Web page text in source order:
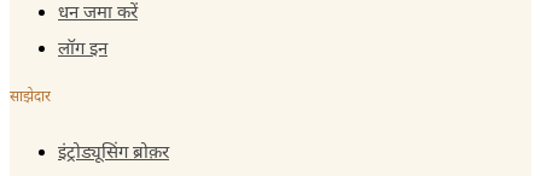
धन जमा करें
लॉग इन
साझेदार
इंट्रोड्यूसिंग ब्रोक़र